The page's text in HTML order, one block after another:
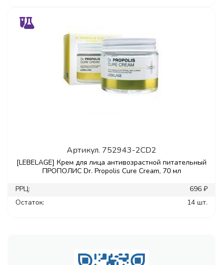
Артикул. 752943-2CD2
[LEBELAGE] Крем для лица антивозрастной питательный
ПРОПОЛИС Dr. Propolis Cure Cream, 70 мл
РРЦ:
696 ₽
Остаток:
14 шт.